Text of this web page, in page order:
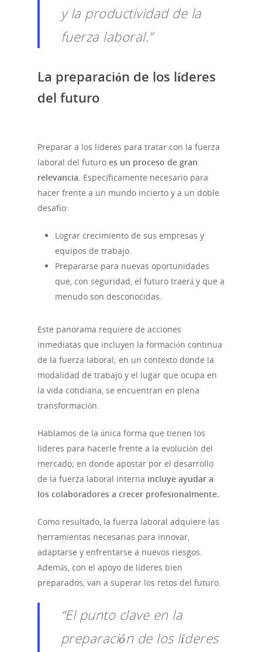
y la productividad de la
fuerza laboral.”
La preparación de los líderes
del futuro
Preparar a los líderes para tratar con la fuerza
laboral del futuro es un proceso de gran
relevancia. Específicamente necesario para
hacer frente a un mundo incierto y a un doble
desafío:
Lograr crecimiento de sus empresas y
equipos de trabajo.
Prepararse para nuevas oportunidades
que, con seguridad, el futuro traerá y que a
menudo son desconocidas.
Este panorama requiere de acciones
inmediatas que incluyen la formación continua
de la fuerza laboral; en un contexto donde la
modalidad de trabajo y el lugar que ocupa en
la vida cotidiana, se encuentran en plena
transformación.
Hablamos de la única forma que tienen los
líderes para hacerle frente a la evolución del
mercado; en donde apostar por el desarrollo
de la fuerza laboral interna incluye ayudar a
los colaboradores a crecer profesionalmente.
Como resultado, la fuerza laboral adquiere las
herramientas necesarias para innovar,
adaptarse y enfrentarse a nuevos riesgos.
Además, con el apoyo de líderes bien
preparados, van a superar los retos del futuro.
“El punto clave en la
preparación de los líderes